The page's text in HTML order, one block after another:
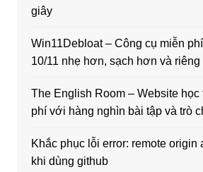
giây
Win11Debloat – Công cụ miễn
10/11 nhẹ hơn, sạch hơn và
The English Room – Website học
phí với hàng nghìn bài tập và trò
Khắc phục lỗi error: remote origin
khi dùng github